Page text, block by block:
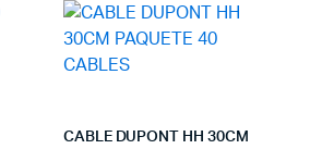
CABLE DUPONT HH 30CM